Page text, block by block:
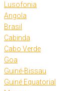
Lusofonia
Angola
Brasil
Cabinda
Cabo Verde
Goa
Guiné-Bissau
Guiné Equatorial